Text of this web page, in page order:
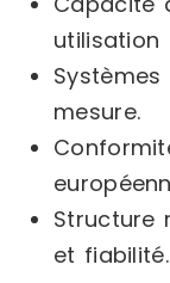
utilisation
mesure.
Structure
et fiabilité.